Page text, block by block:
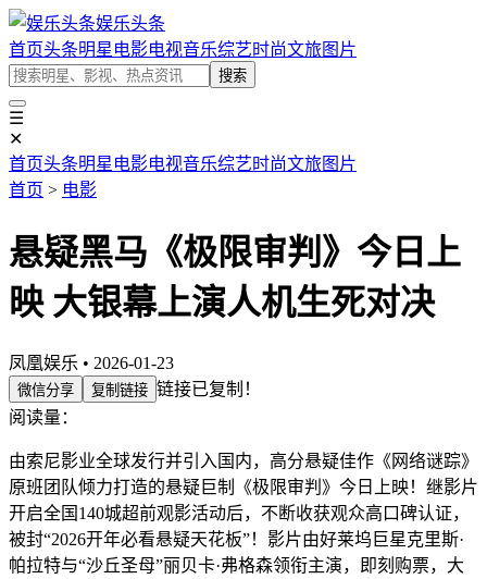
娱乐头条
首页头条明星 电影电视音乐综艺时尚文旅图片
搜索
☰
✕
首页头条明星 电影电视音乐综艺时尚文旅图片
首页 > 电影
悬疑黑马《极限审判》今日上
映 大银幕上演人机生死对决
凤凰娱乐 • 2026-01-23
微信分享 复制链接 链接已复制！
阅读量：
由索尼影业全球发行并引入国内，高分悬疑佳作《网络谜踪》
原班团队倾力打造的悬疑巨制《极限审判》今日上映！继影片
开启全国140城超前观影活动后，不断收获观众高口碑认证，
被封“2026开年必看悬疑天花板”！影片由好莱坞巨星克里斯·
帕拉特与“沙丘圣母”丽贝卡·弗格森领衔主演，即刻购票，大